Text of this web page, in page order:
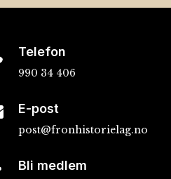
Telefon
990 34 406
E-post
post@fronhistorielag.no
Bli medlem